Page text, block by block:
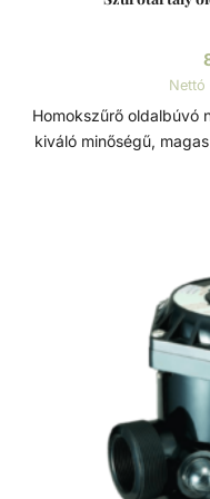
Nettó
Homokszűrő oldalbúvó nyílás Homokszűrő
kiváló minőségű,
fenn tartani. Az álló
elszaporodhatnak
melyek nem csak
egészségére is veszélyesek
vízforgató
szennyeződéseket